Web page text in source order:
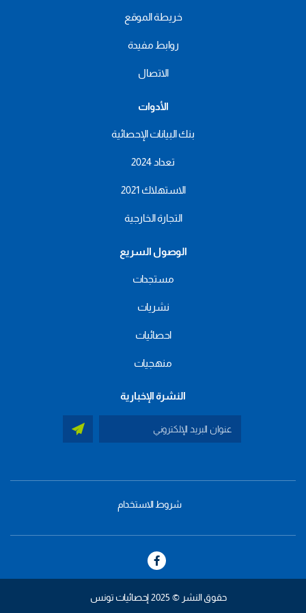
خريطة الموقع
روابط مفيدة
الاتصال
الأدوات
بنك البيانات الإحصائية
تعداد 2024
الاستهلاك 2021
التجارة الخارجية
الوصول السريع
مستجدات
نشريات
احصائيات
منهجيات
النشرة الإخبارية
footer
شروط الاستخدام
حقوق النشر © 2025 إحصائيات تونس